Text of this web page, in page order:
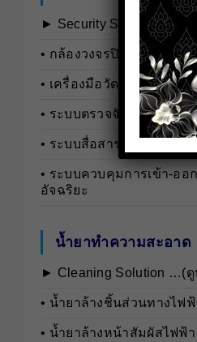
► Security Systems …(ดู
• กล้องวงจรปิดและอุปกรณ์
• เครื่องมือวัดอุตสาหกรรม
• ระบบตรวจจับและวิเครา
• ระบบสื่อสารและอินเตอร์
• ระบบควบคุมการเข้า-ออก
อัจฉริยะ
น้ำยาทำความสะอาด
► Cleaning Solution …(
• นํ้ายาล้างชิ้นส่วนทางไฟฟ้
• นํ้ายาล้างหน้าสัมผัสไฟฟ้า